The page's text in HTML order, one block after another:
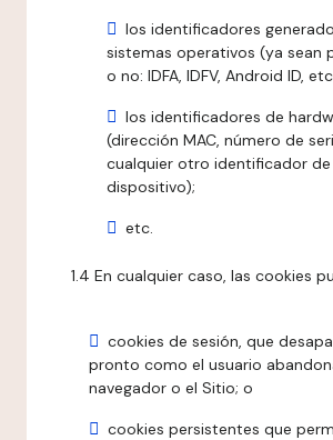
los identificadores
sistemas operativos (ya sean
o no: IDFA, IDFV, Android ID,
los identificadores de
(dirección MAC, número de
cualquier otro identificador de
dispositivo);
etc.
1.4 En cualquier caso, las cookies
cookies de sesión, que
pronto como el usuario
navegador o el Sitio; o
cookies persistentes que